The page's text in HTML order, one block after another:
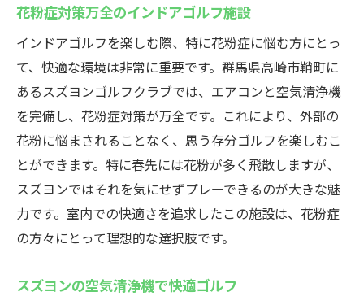
花粉症対策万全のインドアゴルフ施設
インドアゴルフを楽しむ際、特に花粉症に悩む方にとっ
て、快適な環境は非常に重要です。群馬県高崎市鞘町に
あるスズヨンゴルフクラブでは、エアコンと空気清浄機
を完備し、花粉症対策が万全です。これにより、外部の
花粉に悩まされることなく、思う存分ゴルフを楽しむこ
とができます。特に春先には花粉が多く飛散しますが、
スズヨンではそれを気にせずプレーできるのが大きな魅
力です。室内での快適さを追求したこの施設は、花粉症
の方々にとって理想的な選択肢です。
スズヨンの空気清浄機で快適ゴルフ